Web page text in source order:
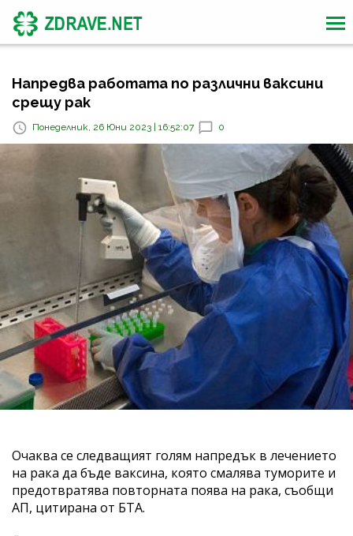
Напредва работата по различни ваксини
срещу рак
Понеделник, 26 Юни 2023 | 16:52:07 0
Очаква се следващият голям напредък в лечението
на рака да бъде ваксина, която смалява туморите и
предотвратява повторната поява на рака, съобщи
АП, цитирана от БТА.